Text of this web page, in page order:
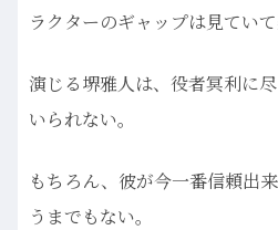
ラクターのギャップは見ていて
演じる堺雅人は、役者冥利に
いられない。
もちろん、彼が今一番信頼出
うまでもない。